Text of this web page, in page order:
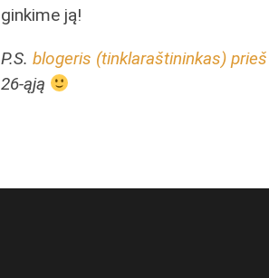
ginkime ją!
P.S. blogeris (tinklaraštininkas)
26-ąją